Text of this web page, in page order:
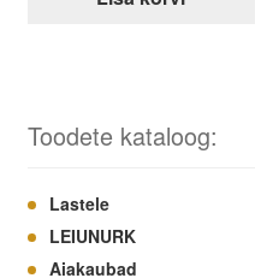
Toodete kataloog:
Lastele
LEIUNURK
Aiakaubad